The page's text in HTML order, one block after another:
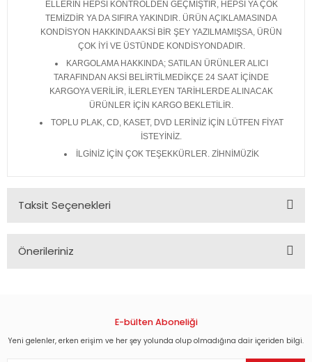
ELLERİN HEPSİ KONTROLDEN GEÇMİŞTİR, HEPSİ YA ÇOK
TEMİZDİR YA DA SIFIRA YAKINDIR. ÜRÜN AÇIKLAMASINDA
KONDİSYON HAKKINDA AKSİ BİR ŞEY YAZILMAMIŞSA, ÜRÜN
ÇOK İYİ VE ÜSTÜNDE KONDİSYONDADIR.
KARGOLAMA HAKKINDA; SATILAN ÜRÜNLER ALICI
TARAFINDAN AKSİ BELİRTİLMEDİKÇE 24 SAAT İÇİNDE
KARGOYA VERİLİR, İLERLEYEN TARİHLERDE ALINACAK
ÜRÜNLER İÇİN KARGO BEKLETİLİR.
TOPLU PLAK, CD, KASET, DVD LERİNİZ İÇİN LÜTFEN FİYAT
İSTEYİNİZ.
İLGİNİZ İÇİN ÇOK TEŞEKKÜRLER. ZİHNİMÜZİK
Taksit Seçenekleri
Önerileriniz
Görüş ve önerileriniz için teşekkür ederiz.
E-bülten Aboneliği
Yeni gelenler, erken erişim ve her şey yolunda olup olmadığına dair içeriden bilgi.